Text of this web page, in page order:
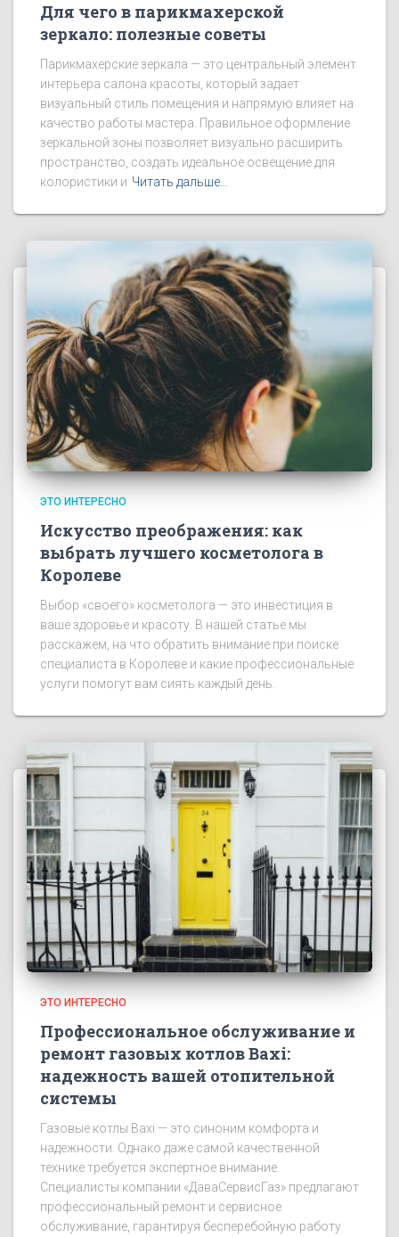
Для чего в парикмахерской
зеркало: полезные советы
Парикмахерские зеркала — это центральный элемент
интерьера салона красоты, который задает
визуальный стиль помещения и напрямую влияет на
качество работы мастера. Правильное оформление
зеркальной зоны позволяет визуально расширить
пространство, создать идеальное освещение для
колористики и Читать дальше…
ЭТО ИНТЕРЕСНО
Искусство преображения: как
выбрать лучшего косметолога в
Королеве
Выбор «своего» косметолога — это инвестиция в
ваше здоровье и красоту. В нашей статье мы
расскажем, на что обратить внимание при поиске
специалиста в Королеве и какие профессиональные
услуги помогут вам сиять каждый день.
ЭТО ИНТЕРЕСНО
Профессиональное обслуживание и
ремонт газовых котлов Baxi:
надежность вашей отопительной
системы
Газовые котлы Baxi — это синоним комфорта и
надежности. Однако даже самой качественной
технике требуется экспертное внимание.
Специалисты компании «ДаваСервисГаз» предлагают
профессиональный ремонт и сервисное
обслуживание, гарантируя бесперебойную работу